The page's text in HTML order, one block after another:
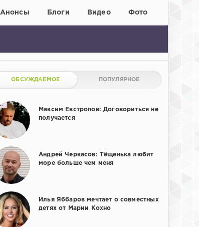
Анонсы Блоги Видео Фото
ОБСУЖДАЕМОЕ ПОПУЛЯРНОЕ
Максим Евстропов: Договориться не
получается
Андрей Черкасов: Тёщенька любит
море больше чем меня
Илья Яббаров мечтает о совместных
детях от Марии Кохно